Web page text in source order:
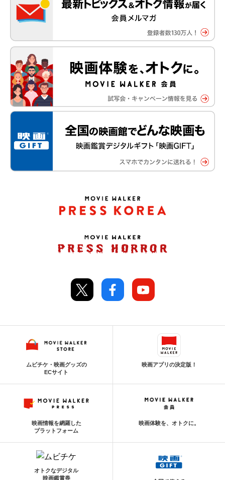
ムビチケ・映画グッズの
ECサイト
映画アプリの決定版！
映画情報を網羅した
プラットフォーム
映画体験を、オトクに。
オトクなデジタル
映画鑑賞券